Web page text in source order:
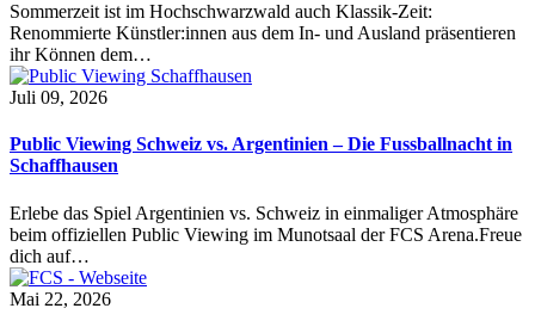
Sommerzeit ist im Hochschwarzwald auch Klassik-Zeit:
Renommierte Künstler:innen aus dem In- und Ausland präsentieren
ihr Können dem…
Juli 09, 2026
Public Viewing Schweiz vs. Argentinien – Die Fussballnacht in
Schaffhausen
Erlebe das Spiel Argentinien vs. Schweiz in einmaliger Atmosphäre
beim offiziellen Public Viewing im Munotsaal der FCS Arena.Freue
dich auf…
Mai 22, 2026